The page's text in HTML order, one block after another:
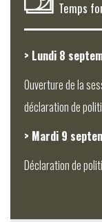
Temps
> Lundi 8
Ouverture de la
déclaration de
> Mardi 9
Déclaration de